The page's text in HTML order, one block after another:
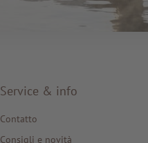
Service & info
Contatto
Consigli e novità